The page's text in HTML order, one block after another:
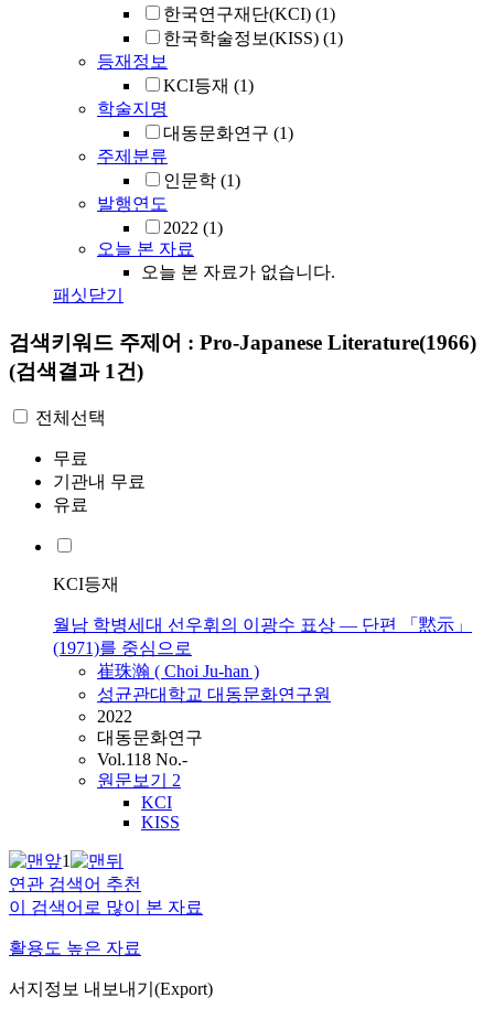
한국연구재단(KCI) (1)
한국학술정보(KISS) (1)
등재정보
KCI등재 (1)
학술지명
대동문화연구 (1)
주제분류
인문학 (1)
발행연도
2022 (1)
오늘 본 자료
오늘 본 자료가 없습니다.
패싯닫기
검색키워드 주제어 : Pro-Japanese Literature(1966)
(검색결과 1건)
전체선택
무료
기관내 무료
유료
KCI등재
월남 학병세대 선우휘의 이광수 표상 ― 단편 「黙示」
(1971)를 중심으로
崔珠瀚 ( Choi Ju-han )
성균관대학교 대동문화연구원
2022
대동문화연구
Vol.118 No.-
원문보기 2
KCI
KISS
1
연관 검색어 추천
이 검색어로 많이 본 자료
활용도 높은 자료
서지정보 내보내기(Export)